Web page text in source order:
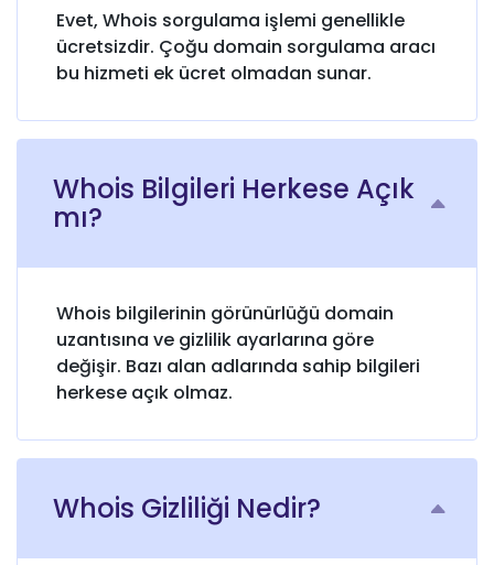
Evet, Whois sorgulama işlemi genellikle
ücretsizdir. Çoğu domain sorgulama aracı
bu hizmeti ek ücret olmadan sunar.
Whois Bilgileri Herkese Açık
mı?
Whois bilgilerinin görünürlüğü domain
uzantısına ve gizlilik ayarlarına göre
değişir. Bazı alan adlarında sahip bilgileri
herkese açık olmaz.
Whois Gizliliği Nedir?